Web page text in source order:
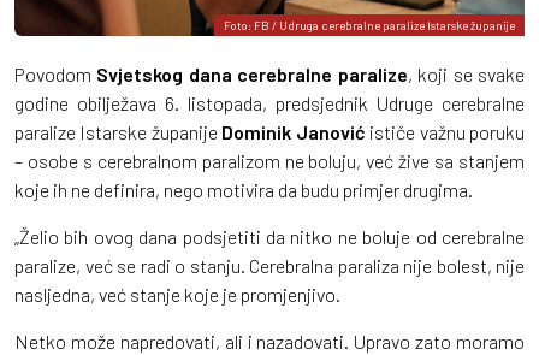
Foto: FB / Udruga cerebralne paralize Istarske županije
Povodom Svjetskog dana cerebralne paralize, koji se svake
godine obilježava 6. listopada, predsjednik Udruge cerebralne
paralize Istarske županije Dominik Janović ističe važnu poruku
– osobe s cerebralnom paralizom ne boluju, već žive sa stanjem
koje ih ne definira, nego motivira da budu primjer drugima.
„Želio bih ovog dana podsjetiti da nitko ne boluje od cerebralne
paralize, već se radi o stanju. Cerebralna paraliza nije bolest, nije
nasljedna, već stanje koje je promjenjivo.
Netko može napredovati, ali i nazadovati. Upravo zato moramo